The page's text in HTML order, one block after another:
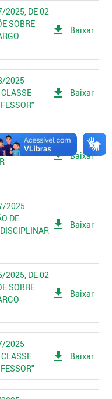
2025, DE 02
SOBRE
get_app Baixar
2025
get_app Baixar
2025
get_app Baixar
2025
DE
get_app Baixar
2025, DE 02
SOBRE
get_app Baixar
2025
get_app Baixar